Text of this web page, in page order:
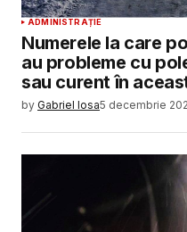
ADMINISTRAȚIE
Numerele la care
au probleme cu
sau curent în
by Gabriel Iosa5 decembrie